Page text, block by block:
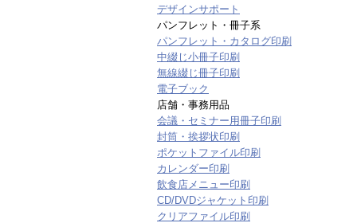
デザインサポート
パンフレット・冊子系
パンフレット・カタログ印刷
中綴じ小冊子印刷
無線綴じ冊子印刷
電子ブック
店舗・事務用品
会議・セミナー用冊子印刷
封筒・挨拶状印刷
ポケットファイル印刷
カレンダー印刷
飲食店メニュー印刷
CD/DVDジャケット印刷
クリアファイル印刷